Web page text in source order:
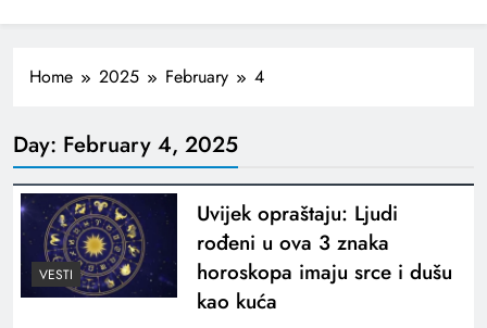
Home 2025 February 4
Day: February 4, 2025
VESTI
Uvijek opraštaju: Ljudi
rođeni u ova 3 znaka
horoskopa imaju srce i dušu
kao kuća